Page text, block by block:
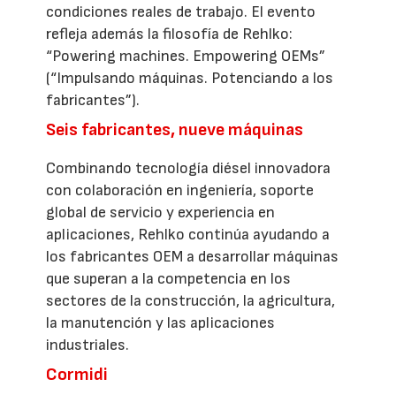
condiciones reales de trabajo. El evento
refleja además la filosofía de Rehlko:
“Powering machines. Empowering OEMs”
(“Impulsando máquinas. Potenciando a los
fabricantes”).
Seis fabricantes, nueve máquinas
Combinando tecnología diésel innovadora
con colaboración en ingeniería, soporte
global de servicio y experiencia en
aplicaciones, Rehlko continúa ayudando a
los fabricantes OEM a desarrollar máquinas
que superan a la competencia en los
sectores de la construcción, la agricultura,
la manutención y las aplicaciones
industriales.
Cormidi